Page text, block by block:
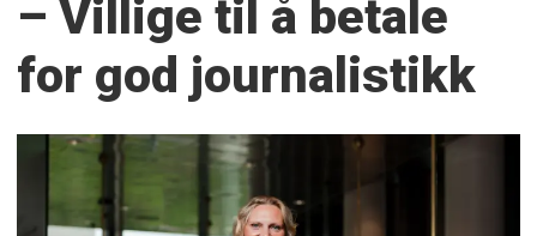
– Villige til å betale
for god journalistikk